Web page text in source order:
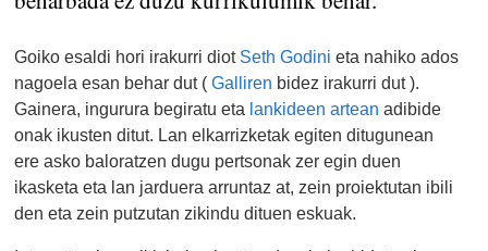
Goiko esaldi hori irakurri diot Seth Godini eta nahiko ados
nagoela esan behar dut (Galliren bidez irakurri dut ).
Gainera, ingurura begiratu eta lankideen artean adibide
onak ikusten ditut. Lan elkarrizketak egiten ditugunean
ere asko baloratzen dugu pertsonak zer egin duen
ikasketa eta lan jarduera arruntaz at, zein proiektutan ibili
den eta zein putzutan zikindu dituen eskuak.